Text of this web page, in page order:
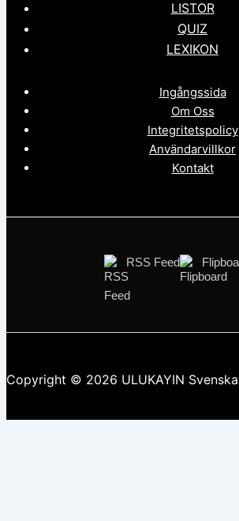
LISTOR
QUIZ
LEXIKON
Ingångssida
Om Oss
Integritetspolicy
Användarvillkor
Kontakt
RSS Feed
Copyright © 2026 ULUKAYIN Svenska